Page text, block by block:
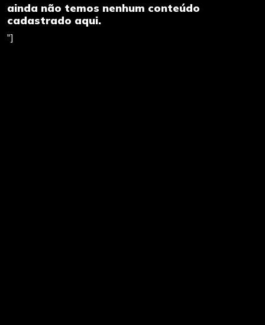
ainda não temos nenhum conteúdo
cadastrado aqui.
"]